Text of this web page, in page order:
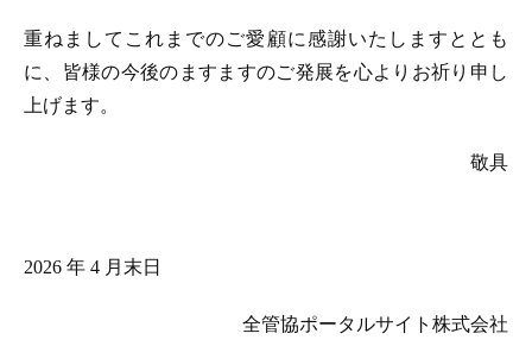
重ねましてこれまでのご愛顧に感謝いたしますととも
に、皆様の今後のますますのご発展を心よりお祈り申し
上げます。
敬具
2026 年 4 月末日
全管協ポータルサイト株式会社